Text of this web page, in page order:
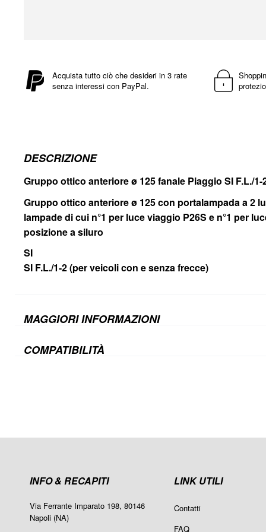
della
galleria
Acquista tutto ciò che desideri in 3 rate
senza interessi con PayPal.
DESCRIZIONE
Gruppo ottico anteriore ø 125 fanale Piaggio SI F.L./1-
Gruppo ottico anteriore ø 125 con portalampada a 2
lampade di cui n°1 per luce viaggio P26S e n°1 per
posizione a siluro
SI
SI F.L./1-2 (per veicoli con e senza frecce)
MAGGIORI INFORMAZIONI
COMPATIBILITÀ
INFO & RECAPITI
Via Ferrante Imparato 198, 80146
Napoli (NA)
LINK UTILI
Contatti
FAQ